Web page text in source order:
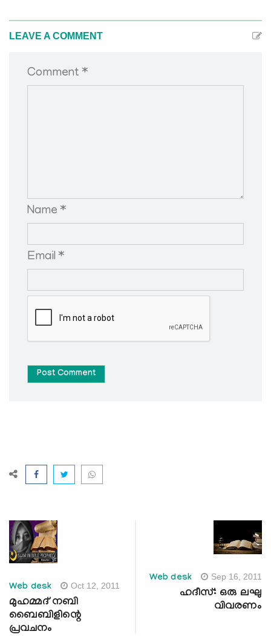
LEAVE A COMMENT
Comment *
Name *
Email *
Post Comment
Web desk Oct 12, 2011
മുഹമ്മദ് നബി
ബൈബിളിന്റെ
പ്രവചനം
Web desk Sep 16, 2011
ഹദീസ്: ഒരു ലഘു
വിവരണം